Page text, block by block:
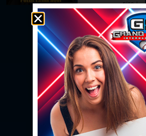
pies |
02/08/
Pages
remolca
dos con
sencillo
02/08/
Rafaela
pega
solitario
en la
02/08/
Se